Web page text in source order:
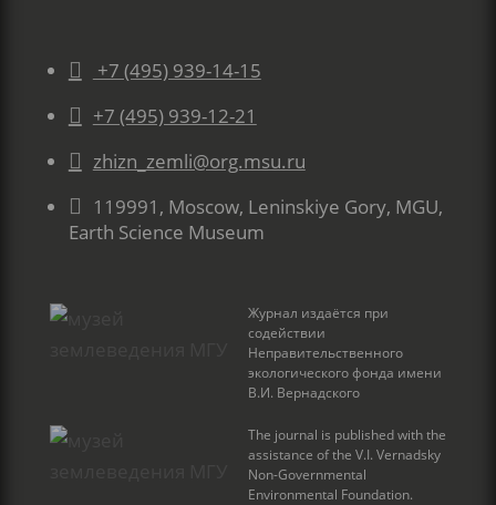
 +7 (495) 939-14-15
 +7 (495) 939-12-21
 zhizn_zemli@org.msu.ru

119991, Moscow, Leninskiye Gory, MGU,
Earth Science Museum
Журнал издаётся при
содействии
Неправительственного
экологического фонда имени
В.И. Вернадского
The journal is published with the
assistance of the V.I. Vernadsky
Non-Governmental
Environmental Foundation.